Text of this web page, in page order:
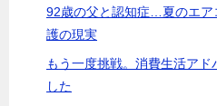
92歳の父と認知症…夏のエア
護の現実
もう一度挑戦。消費生活ア
した